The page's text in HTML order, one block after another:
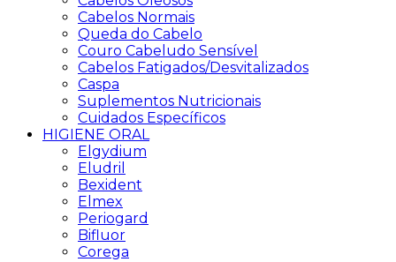
Cabelos Normais
Queda do Cabelo
Couro Cabeludo Sensível
Cabelos Fatigados/Desvitalizados
Caspa
Suplementos Nutricionais
Cuidados Específicos
HIGIENE ORAL
Elgydium
Eludril
Bexident
Elmex
Periogard
Bifluor
Corega